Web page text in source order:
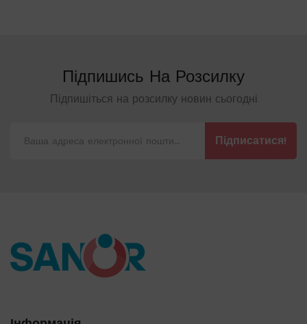
Підпишись На Розсилку
Підпишіться на розсилку новин сьогодні
Підписатися!